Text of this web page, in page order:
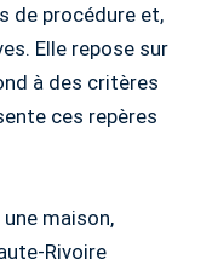
de procédure et,
Elle repose sur
à des critères
ces repères
maison,
Rivoire